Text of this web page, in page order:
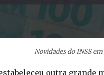
Novidades do INSS
outra